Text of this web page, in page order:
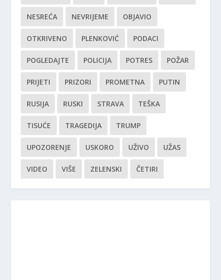
NESREĆA NEVRIJEME OBJAVIO
OTKRIVENO PLENKOVIĆ PODACI
POGLEDAJTE POLICIJA POTRES POŽAR
PRIJETI PRIZORI PROMETNA PUTIN
RUSIJA RUSKI STRAVA TEŠKA
TISUĆE TRAGEDIJA TRUMP
UPOZORENJE USKORO UŽIVO UŽAS
VIDEO VIŠE ZELENSKI ČETIRI